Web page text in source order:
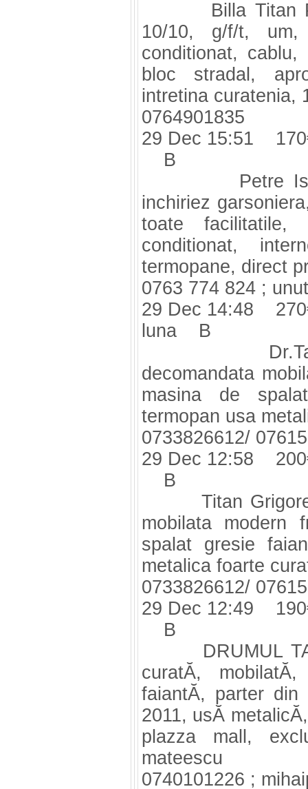
Billa Titan
10/10, g/f/t,
conditionat, cablu,
bloc stradal,
intretina curatenia,
0764901835
29 Dec 15:51
B
Petre
inchiriez
toate
conditionat,
termopane, direct
0763 774 824 ;
29 Dec 14:48
luna B
Dr.Taberii-
decomandata
masina de
termopan usa
0733826612/
29 Dec 12:58
B
Titan
mobilata modern
spalat gresie
metalica foarte
0733826612/
29 Dec 12:49
B
DRUMUL
curatĂ,
faiantĂ, parter
2011, usĂ
plazza mall,
mateescu
0740101226 ;